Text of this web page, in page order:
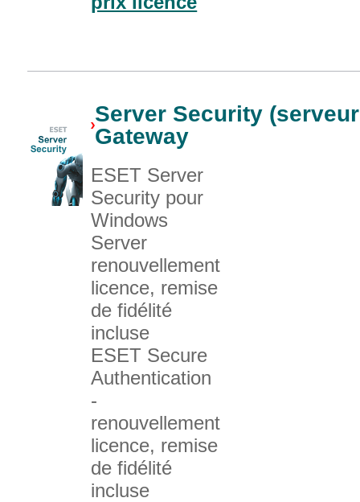
Server Security
Gateway
ESET Server
Security pour
Windows
Server
renouvellement
licence, remise
de fidélité
incluse
ESET Secure
Authentication
-
renouvellement
licence, remise
de fidélité
incluse